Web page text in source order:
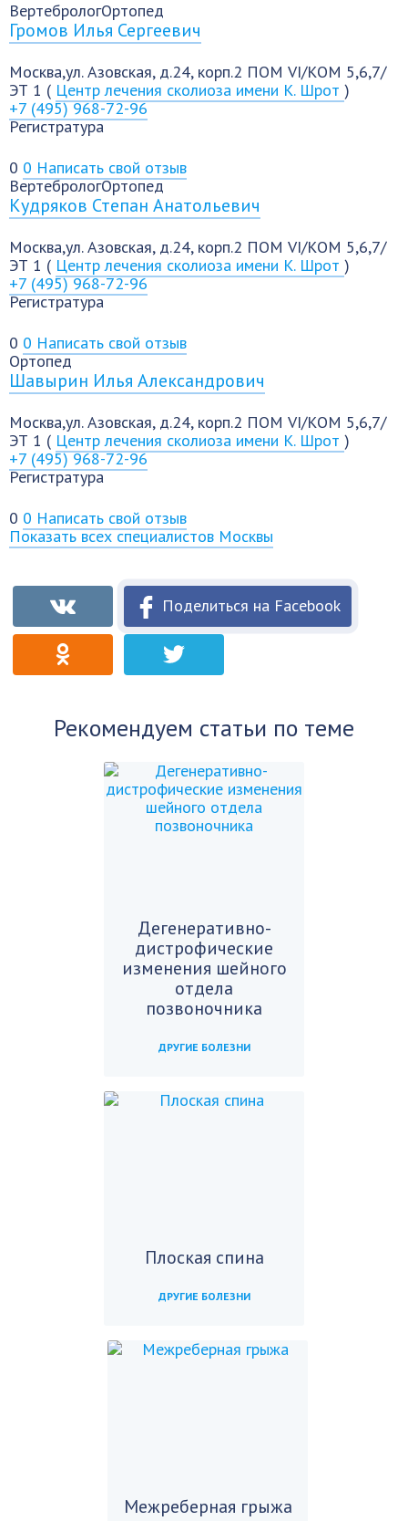
ВертебрологОртопед
Громов Илья Сергеевич
Москва,ул. Азовская, д.24, корп.2 ПОМ VI/КОМ 5,6,7/
ЭТ 1 ( Центр лечения сколиоза имени К. Шрот )
+7 (495) 968-72-96
Регистратура
0 0 Написать свой отзыв
ВертебрологОртопед
Кудряков Степан Анатольевич
Москва,ул. Азовская, д.24, корп.2 ПОМ VI/КОМ 5,6,7/
ЭТ 1 ( Центр лечения сколиоза имени К. Шрот )
+7 (495) 968-72-96
Регистратура
0 0 Написать свой отзыв
Ортопед
Шавырин Илья Александрович
Москва,ул. Азовская, д.24, корп.2 ПОМ VI/КОМ 5,6,7/
ЭТ 1 ( Центр лечения сколиоза имени К. Шрот )
+7 (495) 968-72-96
Регистратура
0 0 Написать свой отзыв
Показать всех специалистов Москвы
Поделиться на Facebook
Рекомендуем статьи по теме
Дегенеративно-
дистрофические
изменения шейного
отдела
позвоночника
ДРУГИЕ БОЛЕЗНИ
Плоская спина
ДРУГИЕ БОЛЕЗНИ
Межреберная грыжа